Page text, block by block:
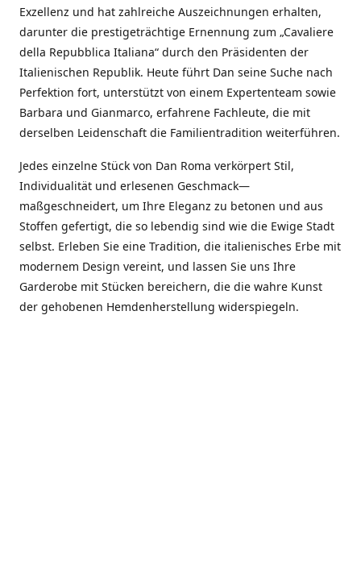
Exzellenz und hat zahlreiche Auszeichnungen erhalten,
darunter die prestigeträchtige Ernennung zum „Cavaliere
della Repubblica Italiana“ durch den Präsidenten der
Italienischen Republik. Heute führt Dan seine Suche nach
Perfektion fort, unterstützt von einem Expertenteam sowie
Barbara und Gianmarco, erfahrene Fachleute, die mit
derselben Leidenschaft die Familientradition weiterführen.
Jedes einzelne Stück von Dan Roma verkörpert Stil,
Individualität und erlesenen Geschmack—
maßgeschneidert, um Ihre Eleganz zu betonen und aus
Stoffen gefertigt, die so lebendig sind wie die Ewige Stadt
selbst. Erleben Sie eine Tradition, die italienisches Erbe mit
modernem Design vereint, und lassen Sie uns Ihre
Garderobe mit Stücken bereichern, die die wahre Kunst
der gehobenen Hemdenherstellung widerspiegeln.